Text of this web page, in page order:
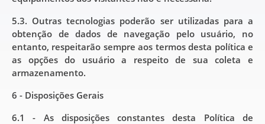
5.3. Outras tecnologias poderão ser utilizadas para a
obtenção de dados de navegação pelo usuário, no
entanto, respeitarão sempre aos termos desta política e
as opções do usuário a respeito de sua coleta e
armazenamento.
6 - Disposições Gerais
6.1 - As disposições constantes desta Política de